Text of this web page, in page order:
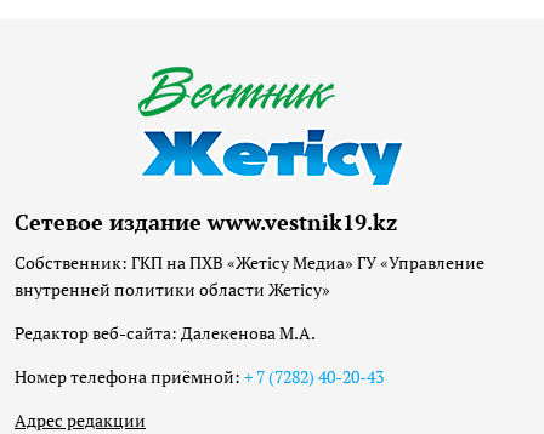
Сетевое издание www.vestnik19.kz
Собственник: ГКП на ПХВ «Жетісу Медиа» ГУ «Управление
внутренней политики области Жетісу»
Редактор веб-сайта: Далекенова М.А.
Номер телефона приёмной: + 7 (7282) 40-20-43
Адрес редакции